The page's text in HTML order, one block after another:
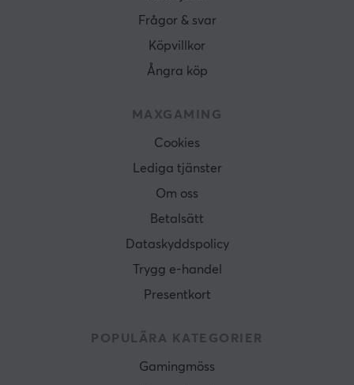
Frågor & svar
Köpvillkor
Ångra köp
MAXGAMING
Cookies
Lediga tjänster
Om oss
Betalsätt
Dataskyddspolicy
Trygg e-handel
Presentkort
POPULÄRA KATEGORIER
Gamingmöss